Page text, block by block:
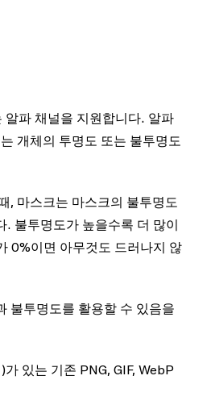
알파 채널을 지원합니다. 알파
개체의 투명도 또는 불투명도
, 마스크는 마스크의 불투명도
불투명도가 높을수록 더 많이
0%이면 아무것도 드러나지 않
불투명도를 활용할 수 있음을
있는 기존 PNG, GIF, WebP